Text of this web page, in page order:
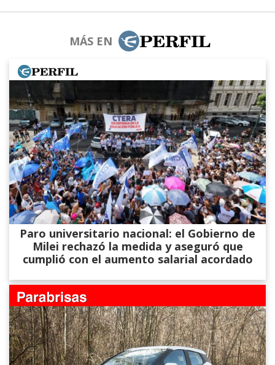
MÁS EN
Paro universitario nacional: el Gobierno de
Milei rechazó la medida y aseguró que
cumplió con el aumento salarial acordado